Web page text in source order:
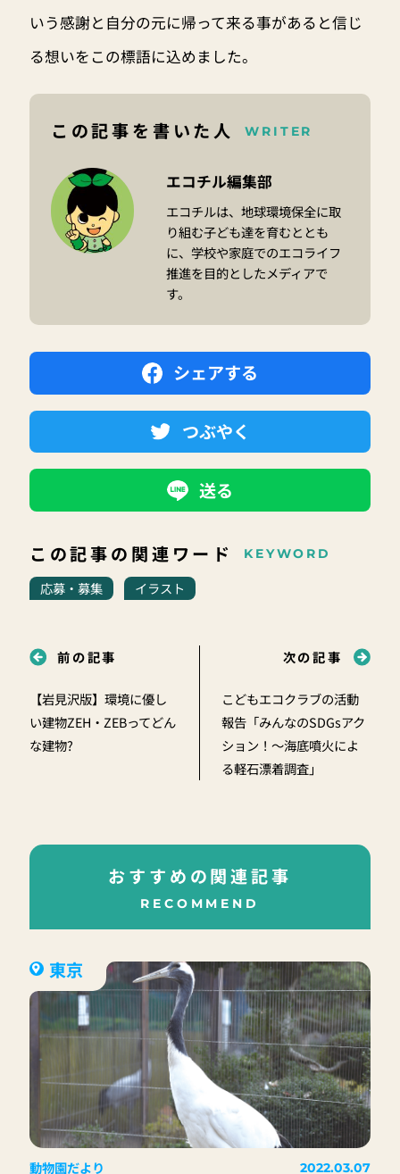
いう感謝と自分の元に帰って来る事があると信じ
る想いをこの標語に込めました。
この記事を書いた人 WRITER
エコチル編集部
エコチルは、地球環境保全に取
り組む子ども達を育むととも
に、学校や家庭でのエコライフ
推進を目的としたメディアで
す。
シェアする
つぶやく
送る
この記事の関連ワード KEYWORD
応募・募集 イラスト
前の記事
【岩見沢版】環境に優し
い建物ZEH・ZEBってどん
な建物?
次の記事
こどもエコクラブの活動
報告「みんなのSDGsアク
ション！～海底噴火によ
る軽石漂着調査」
おすすめの関連記事
RECOMMEND
東京
動物園だより 2022.03.07